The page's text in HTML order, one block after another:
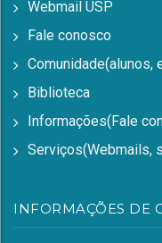
Webmail USP
Fale conosco
Comunidade(alunos,
Biblioteca
Informações(Fale
Serviços(Webmails,
INFORMAÇÕES DE